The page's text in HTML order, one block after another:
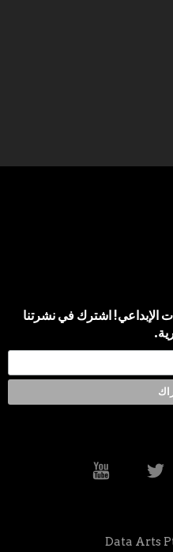
الإبداعي! اشترك في نشرتنا